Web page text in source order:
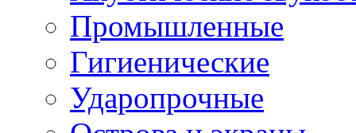
Промышленные
Гигиенические
Ударопрочные